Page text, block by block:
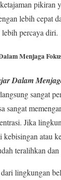
pikiran
lebih cepat
lebih percaya diri.
Menjaga
Dalam
sangat
sangat
Jika
kebisingan atau
teralihkan
lingkungan